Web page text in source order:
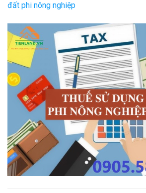
đất phi nông nghiệp